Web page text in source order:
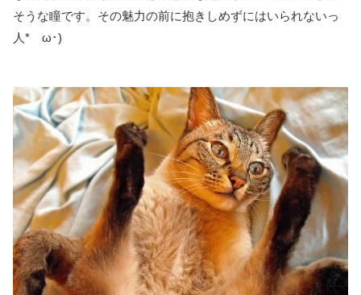
そうな瞳です。その魅力の前に抱きしめずにはいられないっ
人*ゝω･)